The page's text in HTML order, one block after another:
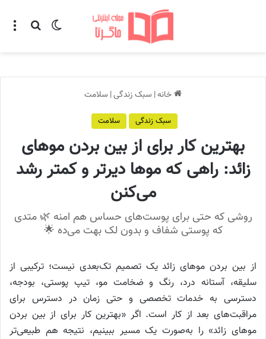
تغییر پوسته
خانه| سبک زندگی| سلامت
سبک زندگی سلامت
بهترین کار برای از بین بردن موهای
زائد: راهی که موها دیرتر و کمتر رشد
می‌کنن
روشی که حتی برای پوست‌های حساس هم امنه 🌿 متدی
که پوستی شفاف و بدون لک بهت می‌ده 🌟
از بین بردن موهای زائد یک تصمیم تک‌بعدی نیست؛ ترکیبی از
سلیقه، آستانه درد، رنگ و ضخامت مو، تیپ پوستی، بودجه،
دسترسی به خدمات تخصصی و حتی زمان در دسترس برای
مراقبت‌های بعد از کار است. اگر «بهترین کار برای از بین بردن
موهای زائد» را به‌صورت یک مسیر ببینیم، نتیجه هم طبیعی‌تر